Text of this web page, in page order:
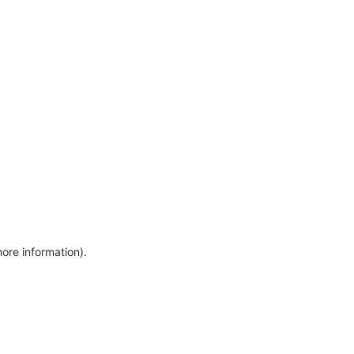
information).